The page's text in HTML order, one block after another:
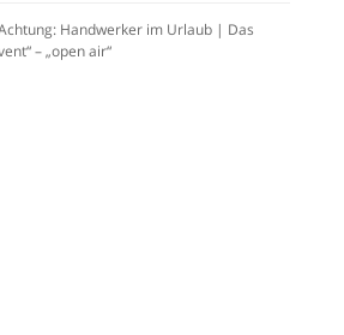
Handwerker im Urlaub | Das
– „open air“